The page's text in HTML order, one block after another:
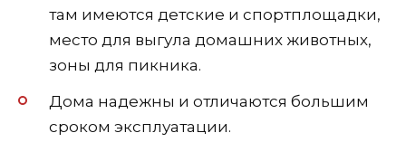
там имеются детские и спортплощадки,
место для выгула домашних животных,
зоны для пикника.
Дома надежны и отличаются большим
сроком эксплуатации.